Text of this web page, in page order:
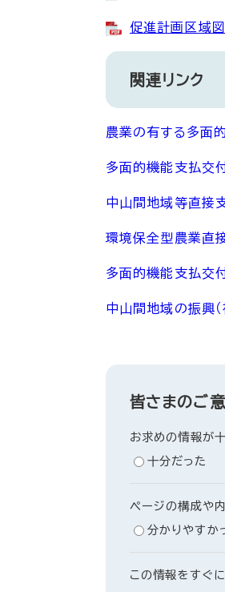
促進計画区域
関連リンク
農業の有する多面
多面的機能支払交
中山間地域等直接
環境保全型農業直
多面的機能支払交
中山間地域の振興
皆さまのご
お求めの情報が
十分だった
ページの構成や
分かりやすか
この情報をすぐ